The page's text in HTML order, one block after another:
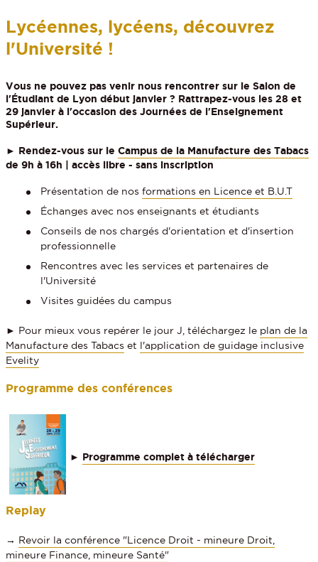
Lycéennes, lycéens, découvrez
l'Université !
Vous ne pouvez pas venir nous rencontrer sur le Salon de
l'Étudiant de Lyon début janvier ? Rattrapez-vous les 28 et
29 janvier à l'occasion des Journées de l'Enseignement
Supérieur.
► Rendez-vous sur leCampus de la Manufacture des Tabacs
de 9h à 16h | accès libre - sans inscription
Présentation de nosformations en Licence et B.U.T
Échanges avec nos enseignants et étudiants
Conseils de nos chargés d'orientation et d'insertion
professionnelle
Rencontres avec les services et partenaires de
l'Université
Visites guidées du campus
► Pour mieux vous repérer le jour J, téléchargez le plan de la
Manufacture des Tabacs et l'application de guidage inclusive
Evelity
Programme des conférences
► Programme complet à télécharger
Replay
→ Revoir la conférence "Licence Droit - mineure Droit,
mineure Finance, mineure Santé"